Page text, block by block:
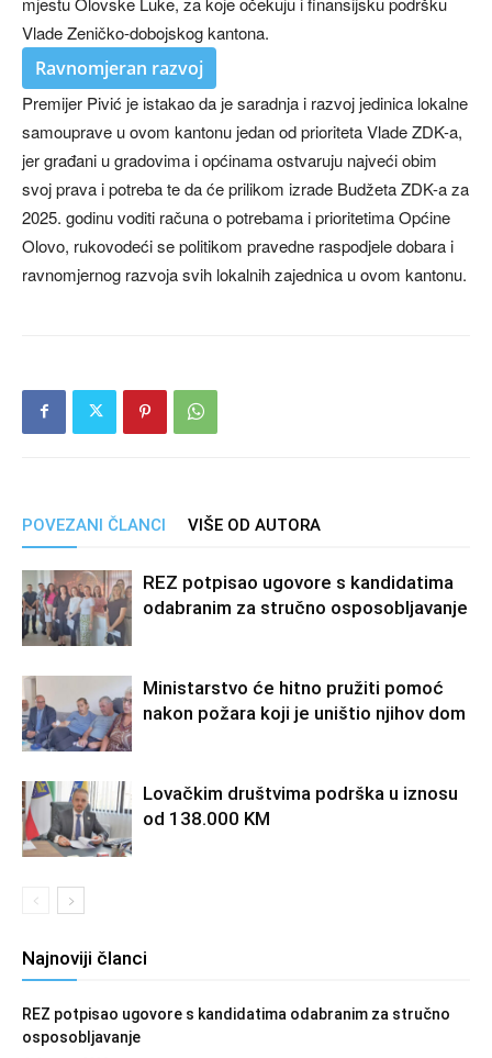
Vlade Zeničko-dobojskog kantona.
Ravnomjeran razvoj
Premijer Pivić je istakao da je saradnja i razvoj jedinica lokalne
samouprave u ovom kantonu jedan od prioriteta Vlade ZDK-a,
jer građani u gradovima i općinama ostvaruju najveći obim
svoj prava i potreba te da će prilikom izrade Budžeta ZDK-a za
2025. godinu voditi računa o potrebama i prioritetima Općine
Olovo, rukovodeći se politikom pravedne raspodjele dobara i
ravnomjernog razvoja svih lokalnih zajednica u ovom kantonu.
POVEZANI ČLANCI VIŠE OD AUTORA
REZ potpisao ugovore s kandidatima
odabranim za stručno osposobljavanje
Ministarstvo će hitno pružiti pomoć
nakon požara koji je uništio njihov dom
Lovačkim društvima podrška u iznosu
od 138.000 KM
Najnoviji članci
REZ potpisao ugovore s kandidatima odabranim za stručno
osposobljavanje